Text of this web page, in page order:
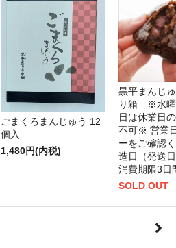
ごまくろまんじゅう 12
個入
1,480円(内税)
黒平まんじ
り箱 ※水曜
日は休業日
不可※ 営業
ーをご確認
造日（発送
消費期限3日
SOLD OUT